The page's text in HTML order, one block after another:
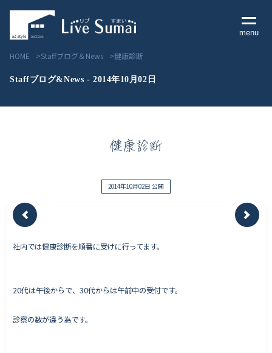
menu
Livesumai 住宅標準性能
Livesumai 保証について
見学会／モデルハウス情報
Works - 施工実績
HOME Staffブログ＆News 健康診断
Staffブログ&News - 2014年10月02日
健康診断
2014年10月02日 公開
社内では健康診断を順番に受けに行ってます。
20代は午後からで、30代からは午前中の受付です。
診察の数が違う為です。